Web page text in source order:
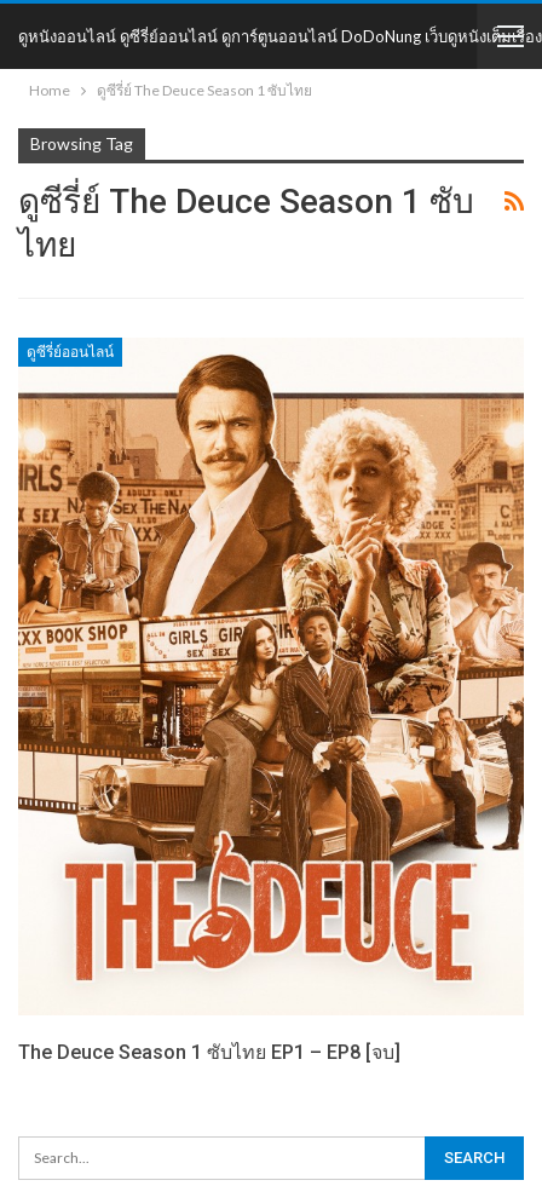
ดูหนังออนไลน์ ดูซีรี่ย์ออนไลน์ ดูการ์ตูนออนไลน์ DoDoNung เว็บดูหนังเต็มเรื่อง
DoDoNung
Home ดูซีรี่ย์ The Deuce Season 1 ซับไทย
Browsing Tag
ดูซีรี่ย์ The Deuce Season 1 ซับ
ไทย
ดูซีรี่ย์ออนไลน์
The Deuce Season 1 ซับไทย EP1 – EP8 [จบ]